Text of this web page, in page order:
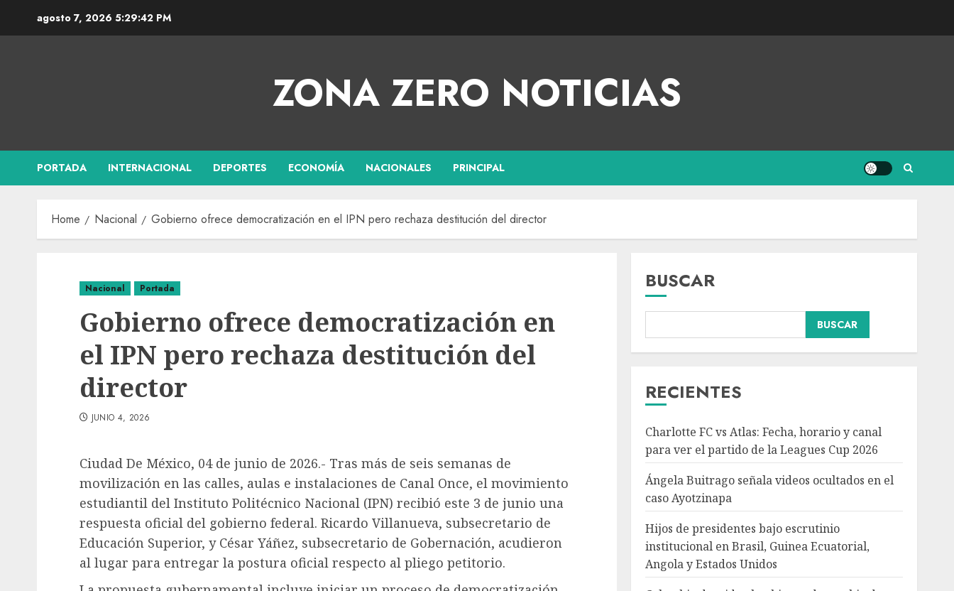
agosto 7, 2026 5:29:43 PM
ZONA ZERO NOTICIAS
PORTADA INTERNACIONAL DEPORTES ECONOMÍA NACIONALES PRINCIPAL
Home Nacional Gobierno ofrece democratización en el IPN pero rechaza destitución del director
Nacional Portada
Gobierno ofrece democratización en
el IPN pero rechaza destitución del
director
JUNIO 4, 2026
Ciudad De México, 04 de junio de 2026.- Tras más de seis semanas de
movilización en las calles, aulas e instalaciones de Canal Once, el movimiento
estudiantil del Instituto Politécnico Nacional (IPN) recibió este 3 de junio una
respuesta oficial del gobierno federal. Ricardo Villanueva, subsecretario de
Educación Superior, y César Yáñez, subsecretario de Gobernación, acudieron
al lugar para entregar la postura oficial respecto al pliego petitorio.
BUSCAR
BUSCAR
RECIENTES
Charlotte FC vs Atlas: Fecha, horario y canal
para ver el partido de la Leagues Cup 2026
Ángela Buitrago señala videos ocultados en el
caso Ayotzinapa
Hijos de presidentes bajo escrutinio
institucional en Brasil, Guinea Ecuatorial,
Angola y Estados Unidos
Hijos de presidentes bajo
escrutinio institucional
4
Colombia despide al
gobierno de cambio de
Gustavo Petro tras
transformaciones y
desafíos
AGOSTO 7, 2026
Investiga Ssa brote de